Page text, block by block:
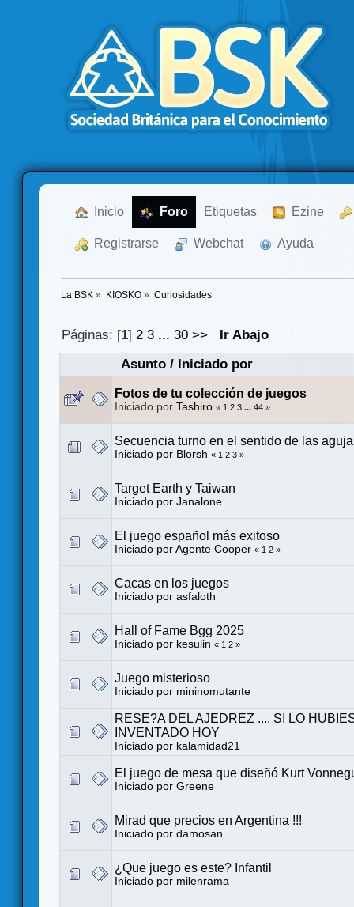
Inicio Foro Etiquetas Ezine
Registrarse Webchat Ayuda
La BSK » KIOSKO» Curiosidades
Páginas: [1]2 3 ...30 >>
Ir Abajo
Asunto/ Iniciado por
Fotos de tu colección de juegos
Iniciado por Tashiro « 1 2 3 ... 44 »
Secuencia turno en el sentido de las
Iniciado por Blorsh « 1 2 3 »
Target Earth y Taiwan
Iniciado por Janalone
El juego español más exitoso
Iniciado por Agente Cooper « 1 2 »
Cacas en los juegos
Iniciado por asfaloth
Hall of Fame Bgg 2025
Iniciado por kesulin « 1 2 »
Juego misterioso
Iniciado por mininomutante
RESE?A DEL AJEDREZ .... SI LO
INVENTADO HOY
Iniciado por kalamidad21
El juego de mesa que diseñó Kurt
Iniciado por Greene
Mirad que precios en Argentina !!!
Iniciado por damosan
¿Que juego es este? Infantil
Iniciado por milenrama